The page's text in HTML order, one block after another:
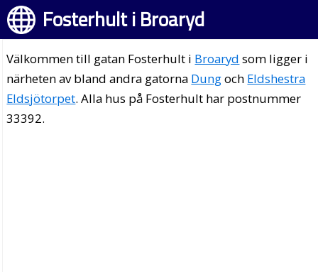
Fosterhult i Broaryd
Välkommen till gatan Fosterhult i Broaryd som ligger i
närheten av bland andra gatorna Dungoch Eldshestra
Eldsjötorpet. Alla hus på Fosterhult har postnummer
33392.